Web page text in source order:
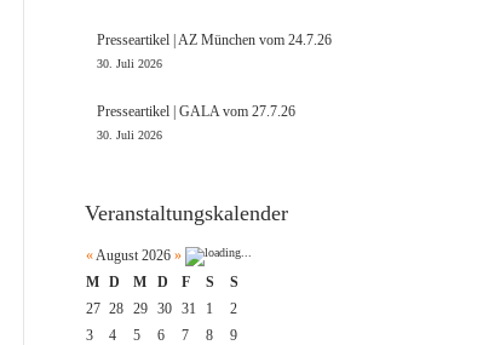
Presseartikel | AZ München vom 24.7.26
30. Juli 2026
Presseartikel | GALA vom 27.7.26
30. Juli 2026
Veranstaltungskalender
«August 2026 »
M
D M D F S
S
27 28 29 30 31 1
2
3
4 5 6 7 8
9